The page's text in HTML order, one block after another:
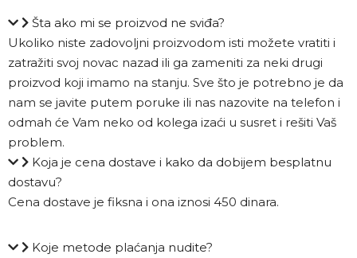
Šta ako mi se proizvod ne sviđa?
Ukoliko niste zadovoljni proizvodom isti možete vratiti i
zatražiti svoj novac nazad ili ga zameniti za neki drugi
proizvod koji imamo na stanju. Sve što je potrebno je da
nam se javite putem poruke ili nas nazovite na telefon i
odmah će Vam neko od kolega izaći u susret i rešiti Vaš
problem.
Koja je cena dostave i kako da dobijem besplatnu
dostavu?
Cena dostave je fiksna i ona iznosi 450 dinara.
Koje metode plaćanja nudite?